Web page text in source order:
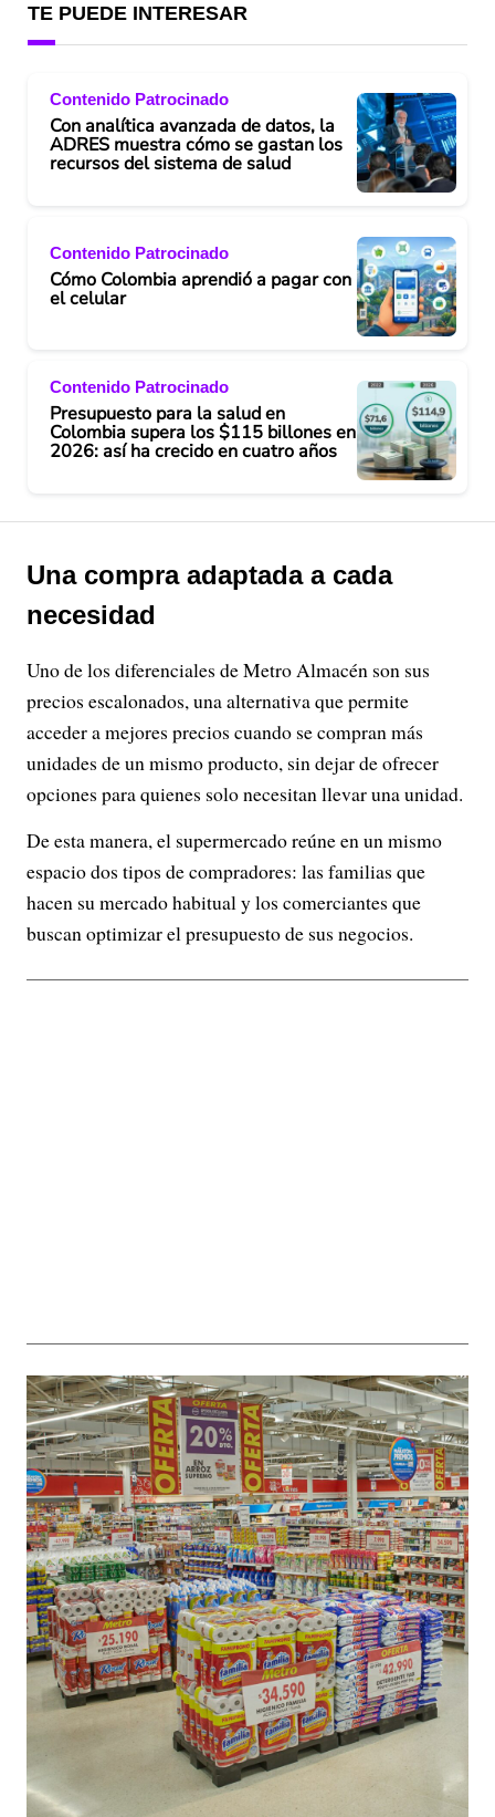
TE PUEDE INTERESAR
Contenido Patrocinado
Con analítica avanzada de datos, la
ADRES muestra cómo se gastan los
recursos del sistema de salud
Contenido Patrocinado
Cómo Colombia aprendió a pagar con
el celular
Contenido Patrocinado
Presupuesto para la salud en
Colombia supera los $115 billones en
2026: así ha crecido en cuatro años
Una compra adaptada a cada
necesidad
Uno de los diferenciales de Metro Almacén son sus
precios escalonados, una alternativa que permite
acceder a mejores precios cuando se compran más
unidades de un mismo producto, sin dejar de ofrecer
opciones para quienes solo necesitan llevar una unidad.
De esta manera, el supermercado reúne en un mismo
espacio dos tipos de compradores: las familias que
hacen su mercado habitual y los comerciantes que
buscan optimizar el presupuesto de sus negocios.